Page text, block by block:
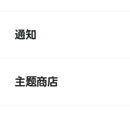
通知
主题商店